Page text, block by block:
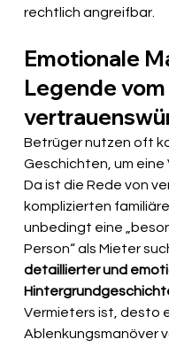
rechtlich angreifbar.
Emotionale
Legende vom
Betrüger nutzen oft
Geschichten, um
Da ist die Rede von
komplizierten
unbedingt eine
Person“ als Mieter
detaillierter und
Vermieters ist, desto
Ablenkungsmanöver